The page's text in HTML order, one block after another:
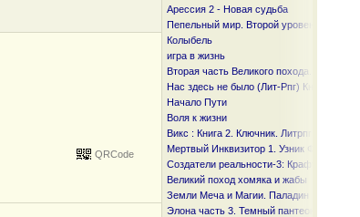
QRCode
Арессия 2 - Новая судьба
Пепельный мир. Второй уровень
Колыбель
игра в жизнь
Вторая часть Великого похода. От
Нас здесь не было (Лит-Рпг) Книга I и I I
Начало Пути
Воля к жизни
Викс : Книга 2. Ключник. Литрпг
Мертвый Инквизитор 1. Узник Фанмира
Создатели реальности-3: Крафтер
Великий поход хомяка и жабы
Земли Меча и Магии. Паладин
Элона часть 3. Темный пантеон